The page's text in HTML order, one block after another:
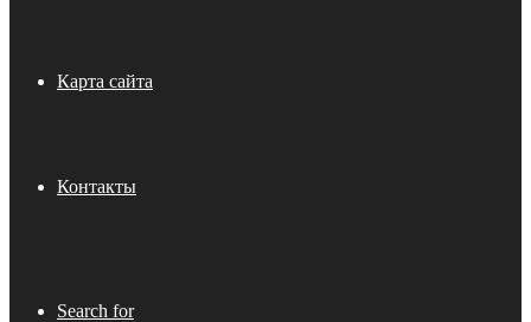
Карта сайта
Контакты
Search for